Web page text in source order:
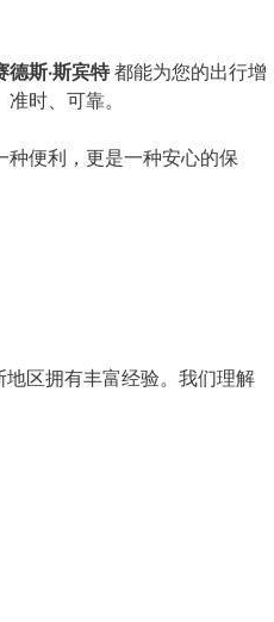
德斯·斯宾特都能为您的出行增
时、可靠。
便利，更是一种安心的保
区拥有丰富经验。我们理解